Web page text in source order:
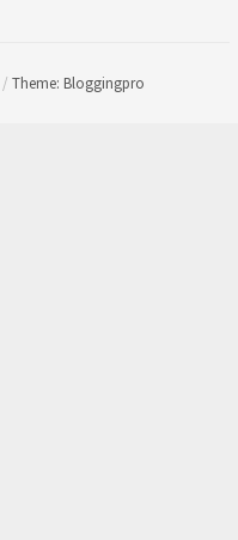
/ Theme: Bloggingpro